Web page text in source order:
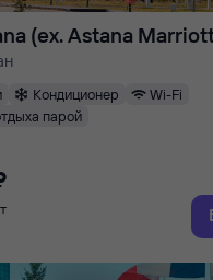
(ex. Astana
Кондиционер
Wi-Fi
парой